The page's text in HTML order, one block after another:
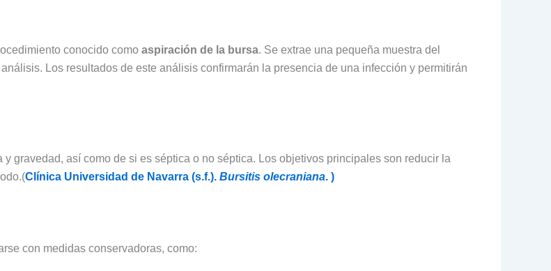
conocido como aspiración de la bursa. Se extrae una pequeña muestra del
Los resultados de este análisis confirmarán la presencia de una infección y permitirán
gravedad, así como de si es séptica o no séptica. Los objetivos principales son reducir la
Clínica Universidad de Navarra (s.f.). Bursitis olecraniana. )
con medidas conservadoras, como: